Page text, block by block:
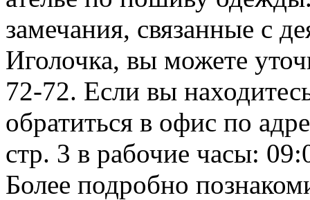
замечания, связанные с
Иголочка, вы можете
72-72. Если вы
обратиться в офис по
стр. 3 в рабочие часы:
Более подробно